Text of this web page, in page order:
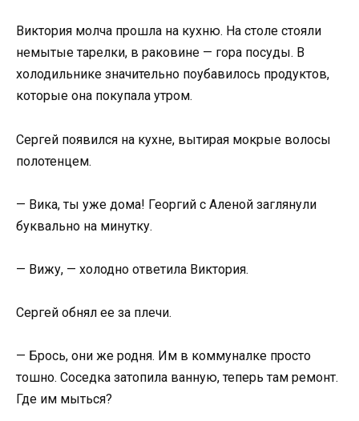
Виктория молча прошла на кухню. На столе стояли
немытые тарелки, в раковине — гора посуды. В
холодильнике значительно поубавилось продуктов,
которые она покупала утром.
Сергей появился на кухне, вытирая мокрые волосы
полотенцем.
— Вика, ты уже дома! Георгий с Аленой заглянули
буквально на минутку.
— Вижу, — холодно ответила Виктория.
Сергей обнял ее за плечи.
— Брось, они же родня. Им в коммуналке просто
тошно. Соседка затопила ванную, теперь там ремонт.
Где им мыться?